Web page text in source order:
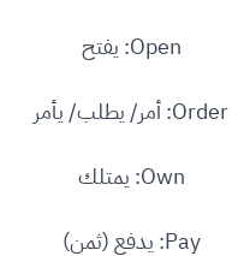
Open: يفتح
Order: أمر/ يطلب/ يأمر
Own: يمتلك
Pay: يدفع (ثمن)